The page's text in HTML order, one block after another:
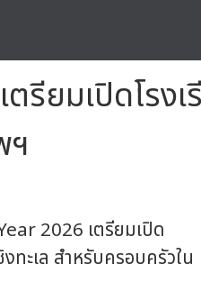
รียมเปิดโรง
ฯ
2026 เตรียมเปิด
งทะเล สำหรับครอบครัวใน